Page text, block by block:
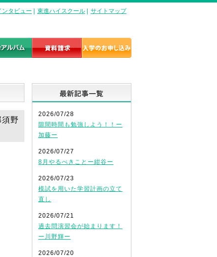
ンタビュー 東進ハイスクール サイトマップ
野
2026/07/28
隙間時間も勉強しよう！！ー
加藤ー
2026/07/27
8月やるべきことー紺谷ー
2026/07/23
模試を用いた学習計画の立て
直し
2026/07/21
過去問演習会が始まります！
ー川野輝ー
2026/07/20